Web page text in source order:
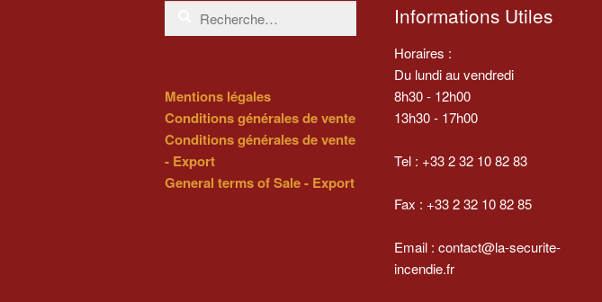
Rechercher :
Mentions légales
Conditions générales de vente
Conditions générales de vente
- Export
General terms of Sale - Export
Informations Utiles
Horaires :
Du lundi au vendredi
8h30 - 12h00
13h30 - 17h00
Tel : +33 2 32 10 82 83
Fax : +33 2 32 10 82 85
Email : contact@la-securite-
incendie.fr